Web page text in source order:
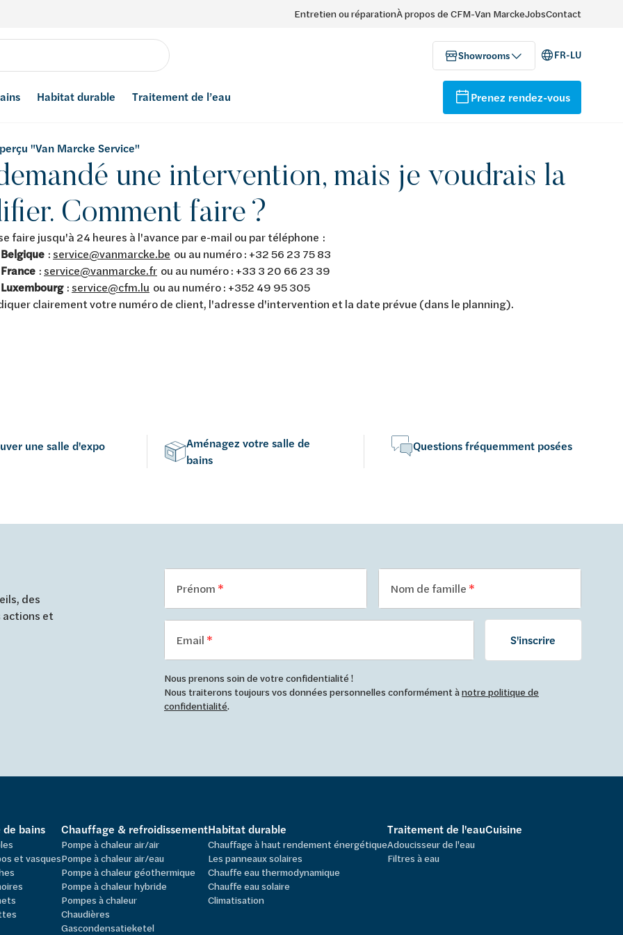
Entretien ou réparationÀ propos de CFM-Van MarckeJobsContact
Showrooms FR-LU
Habitat durable Traitement de l’eau Prenez rendez-vous
"Van Marcke Service"
une intervention, mais je voudrais la
Comment faire ?
faire jusqu'à 24 heures à l'avance par e-mail ou par téléphone :
Belgique : service@vanmarcke.be ou au numéro : +32 56 23 75 83
France : service@vanmarcke.fr ou au numéro : +33 3 20 66 23 39
Luxembourg: service@cfm.lu ou au numéro : +352 49 95 305
clairement votre numéro de client, l'adresse d'intervention et la date prévue (dans le planning).
une salle d'expo
Aménagez votre salle de
bains
Questions fréquemment posées
des
actions et
Prénom Nom de famille
Email S'inscrire
Nous prenons soin de votre confidentialité !
Nous traiterons toujours vos données personnelles conformément ànotre politique de
confidentialité.
de bains
et vasques
Chauffage & refroidissement
Pompe à chaleur air/air
Pompe à chaleur air/eau
Pompe à chaleur géothermique
Pompe à chaleur hybride
Pompes à chaleur
Chaudières
Gascondensatieketel
Habitat durable
Chauffage à haut rendement énergétique
Les panneaux solaires
Chauffe eau thermodynamique
Chauffe eau solaire
Climatisation
Traitement de l'eau
Adoucisseur de l'eau
Filtres à eau
Cuisine